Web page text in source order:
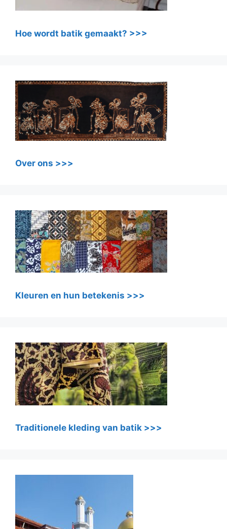
Hoe wordt batik gemaakt? >>>
Over ons >>>
Kleuren en hun betekenis >>>
Traditionele kleding van batik >>>